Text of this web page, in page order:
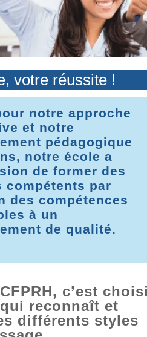
votre réussite !
notre approche
et notre
pédagogique
notre école a
de former des
compétents par
des compétences
à un
de qualité.
c’est
reconnaît et
différents styles